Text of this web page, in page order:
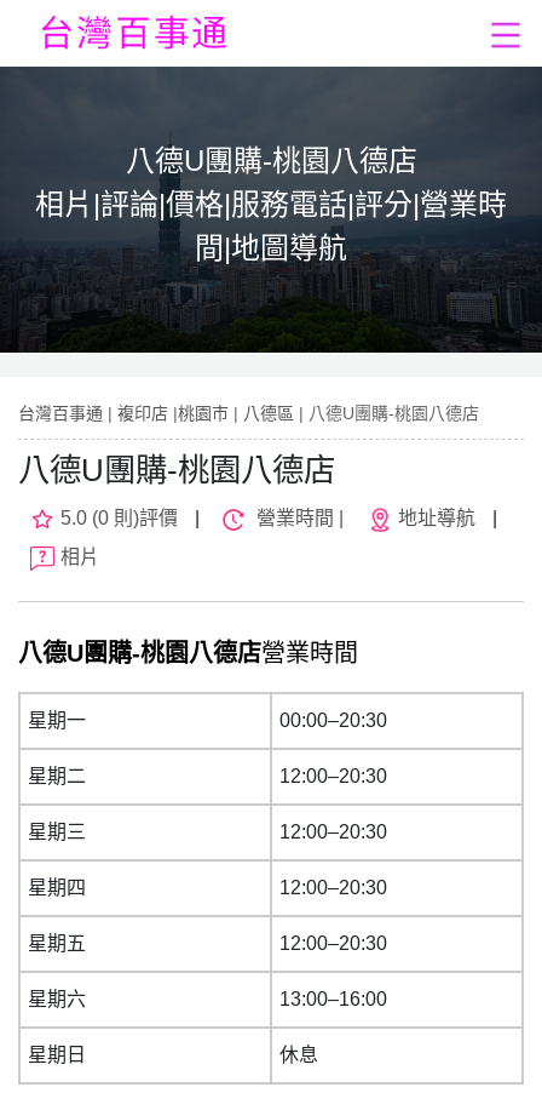
八德U團購-桃園八德店
相片|評論|價格|服務電話|評分|營業時
間|地圖導航
台灣百事通 | 複印店 |桃園市 | 八德區 | 八德U團購-桃園八德店
八德U團購-桃園八德店
5.0 (0 則)評價 營業時間 | 地址導航
相片
八德U團購-桃園八德店營業時間
星期一 00:00–20:30
星期二 12:00–20:30
星期三 12:00–20:30
星期四 12:00–20:30
星期五 12:00–20:30
星期六 13:00–16:00
星期日 休息